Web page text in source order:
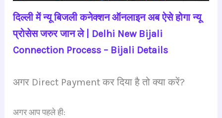
दिल्ली में न्यू बिजली कनेक्शन ऑनलाइन अब ऐसे होगा न्यू
प्रोसेस जरुर जान ले | Delhi New Bijali
Connection Process – Bijali Details
अगर Direct Payment कर दिया है तो क्या करें?
अगर आप पहले ही: